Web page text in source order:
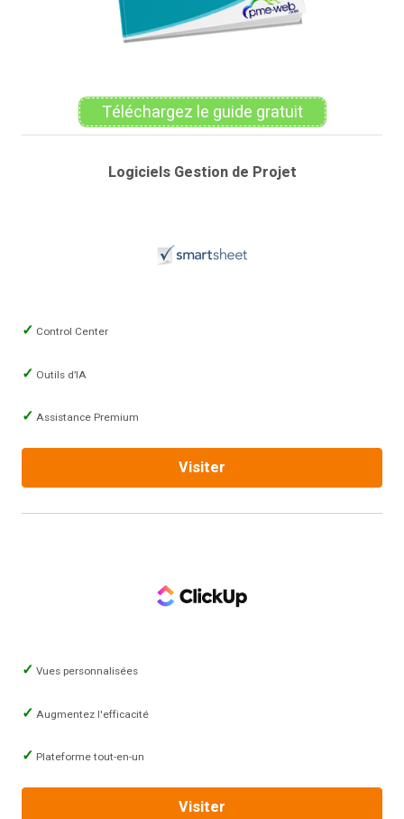
Téléchargez le guide gratuit
Logiciels Gestion de Projet
Control Center
Outils d’IA
Assistance Premium
Visiter
Vues personnalisées
Augmentez l'efficacité
Plateforme tout-en-un
Visiter